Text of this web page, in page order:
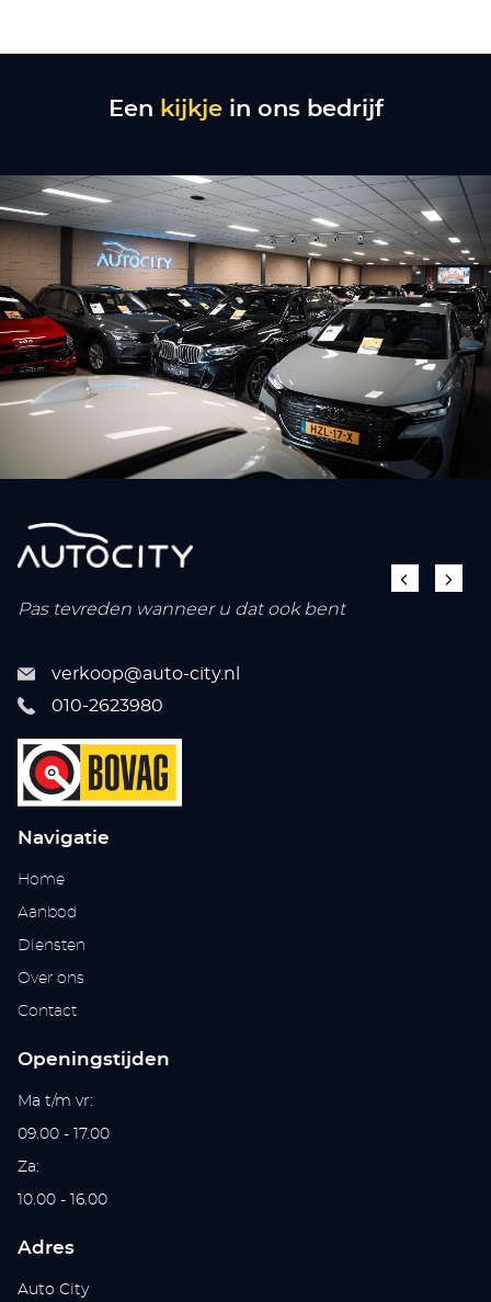
Een kijkjein ons bedrijf
Pas tevreden wanneer u dat ook bent
verkoop@auto-city.nl
010-2623980
Navigatie
Home
Aanbod
Diensten
Over ons
Contact
Openingstijden
Ma t/m vr:
09.00 - 17.00
Za:
10.00 - 16.00
Adres
Auto City